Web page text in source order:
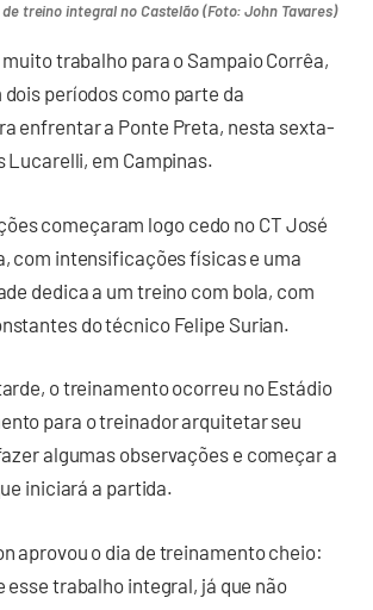
treino integral no Castelão (Foto: John Tavares)
trabalho para o Sampaio Corrêa,
períodos como parte da
enfrentar a Ponte Preta, nesta sexta-
Lucarelli, em Campinas.
começaram logo cedo no CT José
com intensificações físicas e uma
dedica a um treino com bola, com
do técnico Felipe Surian.
o treinamento ocorreu no Estádio
para o treinador arquitetar seu
algumas observações e começar a
iniciará a partida.
aprovou o dia de treinamento cheio:
esse trabalho integral, já que não